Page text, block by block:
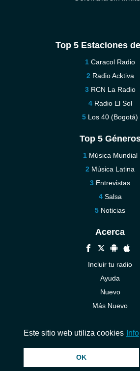
Top 5 Estaciones
Caracol Radio
Radio Acktiva
RCN La Radio
Radio El Sol
Los 40 (Bogotá)
Top 5
Música Mundial
Música Latina
Entrevistas
Salsa
Noticias
Acerca
Incluir tu radio
Ayuda
Nuevo
Más Nuevo
© 2026 InstantAudio. Reservados todos los
Este sitio web utiliza cookies Info
OK